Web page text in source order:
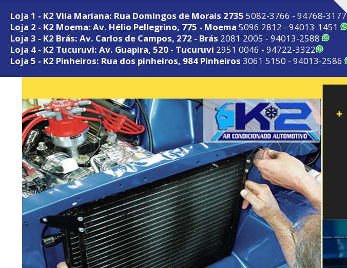
Loja 1 - K2 Vila Mariana: Rua Domingos de Morais 2735 5082-3766 - 94768-
Loja 2 - K2 Moema: Av. Hélio Pellegrino, 775 - Moema 5096 2812 - 94013-1451
Loja 3 - K2 Brás: Av. Carlos de Campos, 272 - Brás 2081 2005 - 94013-2588
Loja 4 - K2 Tucuruvi: Av. Guapira, 520 - Tucuruvi 2951 0046 - 94722-3322
Loja 5 - K2 Pinheiros: Rua dos pinheiros, 984 Pinheiros 3061 5150 - 94013-2586